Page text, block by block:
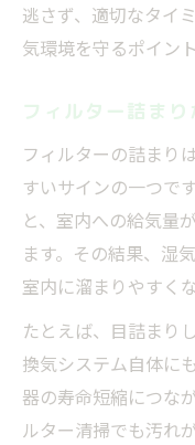
逃さず、適切なタイ
気環境を守るポイント
フィルター詰ま
フィルターの詰まり
すいサインの一つで
と、室内への給気量
ます。その結果、湿
室内に溜まりやすく
たとえば、目詰まり
換気システム自体に
器の寿命短縮につな
ルター清掃でも汚れ